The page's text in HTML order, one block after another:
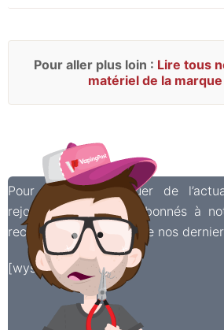
Pour aller plus loin : Lire tous
matériel de la
Pour ne rien manquer de
rejoignez les 7 000 abonnés à
recevez chaque semaine nos
[wysija_form id=”2″]